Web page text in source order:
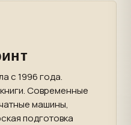
с 1996 года.
Современные
машины,
подготовка